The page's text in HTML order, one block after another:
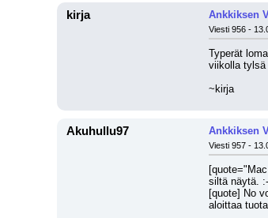
kirja Ankkiksen
Viesti 956 -
Typerät
viikolla tylsä
~kirja
Akuhullu97 Ankkiksen
Viesti 957 -
siltä näytä.
[quote] No
aloittaa